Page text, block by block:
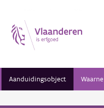
Aanduidingsobject